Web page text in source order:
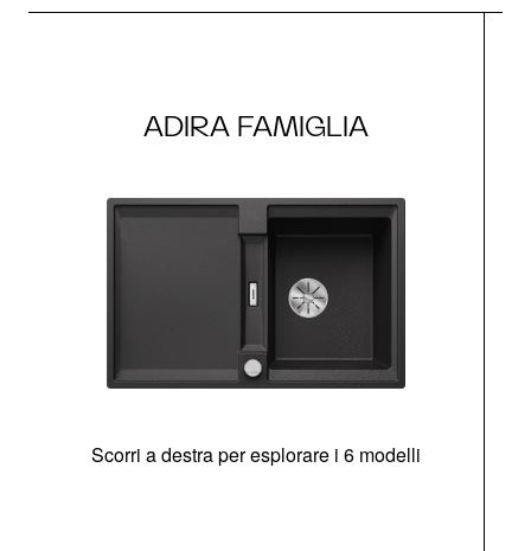
ADIRA FAMIGLIA
Scorri a destra per esplorare i 6 modelli